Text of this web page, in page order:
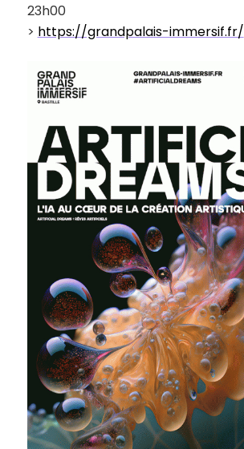
23h00
> https://grandpalais-immersif.fr/